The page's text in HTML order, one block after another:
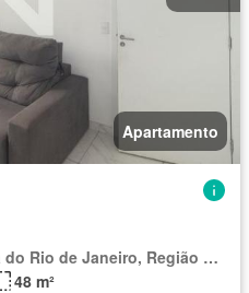
Apartamento
Região Geográfica Imediata do Rio de Janeiro, Região Metropolitana do Rio de Janeiro
48 m²